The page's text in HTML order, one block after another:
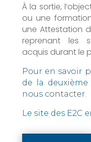
À la sortie,
ou une
une Attestation
reprenant les
acquis durant le
Pour en savoir
de la deuxième
nous contacter.
Le site des E2C